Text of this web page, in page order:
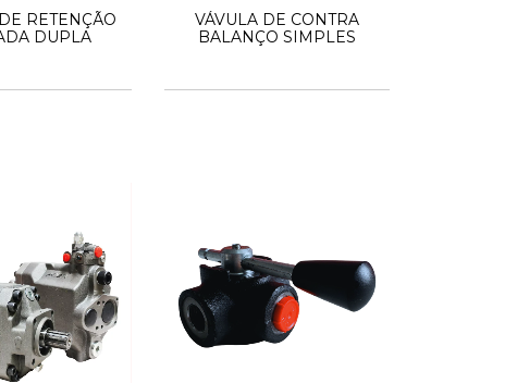
RETENÇÃO
DUPLA
VÁVULA DE CONTRA
BALANÇO SIMPLES